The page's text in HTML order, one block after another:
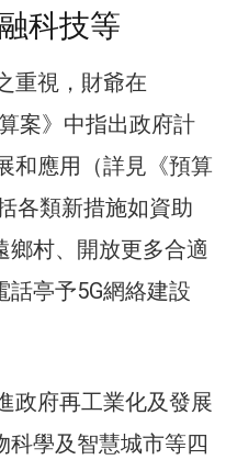
科技等
重視，財爺在
案》中指出政府計
和應用（詳見《預算
各類新措施如資助
鄉村、開放更多合適
亭予5G網絡建設
政府再工業化及發展
科學及智慧城市等四